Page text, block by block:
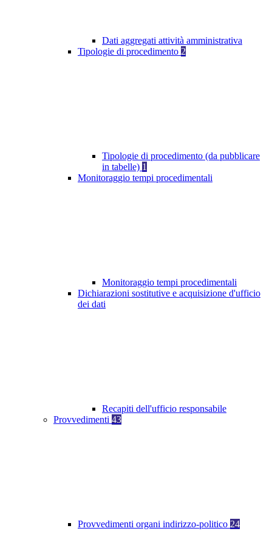
Dati aggregati attività amministrativa
Tipologie di procedimento 2
Tipologie di procedimento (da pubblicare
in tabelle) 1
Monitoraggio tempi procedimentali
Monitoraggio tempi procedimentali
Dichiarazioni sostitutive e acquisizione d'ufficio
dei dati
Recapiti dell'ufficio responsabile
Provvedimenti 43
Provvedimenti organi indirizzo-politico 24